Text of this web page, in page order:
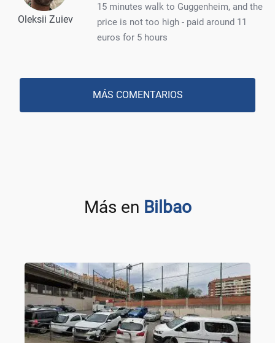
Oleksii Zuiev
15 minutes walk to Guggenheim, and the
price is not too high - paid around 11
euros for 5 hours
MÁS COMENTARIOS
Más en Bilbao